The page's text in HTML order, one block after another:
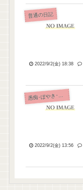
普通の日記
2022/9/2(金) 18:38
愚 痴･ぼやき･病み記事
2022/9/2(金) 13:56